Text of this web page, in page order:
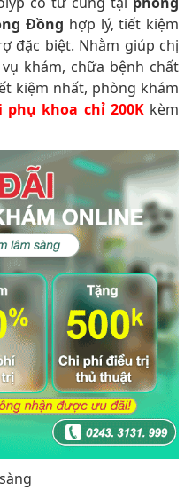
Đồng hợp lý, tiết kiệm
đặc biệt. Nhằm giúp chị
khám, chữa bệnh chất
kiệm nhất, phòng khám
phụ khoa chỉ 200K kèm